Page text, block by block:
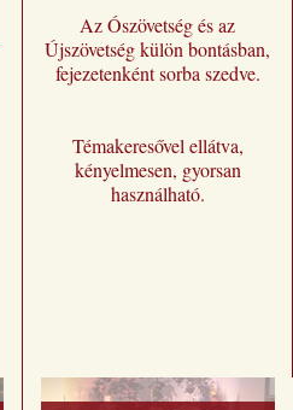
Az Ószövetség és az
Újszövetség külön bontásban,
fejezetenként sorba szedve.
Témakeresővel ellátva,
kényelmesen, gyorsan
használható.